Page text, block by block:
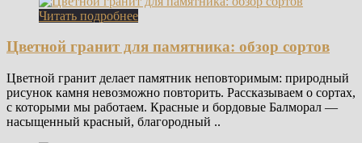
Читать подробнее
Цветной гранит для памятника: обзор сортов
Цветной гранит делает памятник неповторимым: природный
рисунок камня невозможно повторить. Рассказываем о сортах,
с которыми мы работаем. Красные и бордовые Балморал —
насыщенный красный, благородный ..